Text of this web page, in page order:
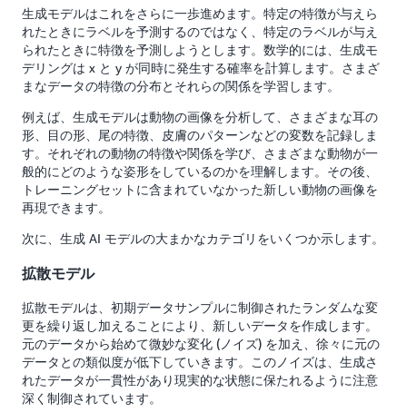
生成モデルはこれをさらに一歩進めます。特定の特徴が与えら
れたときにラベルを予測するのではなく、特定のラベルが与え
られたときに特徴を予測しようとします。数学的には、生成モ
デリングは x と y が同時に発生する確率を計算します。さまざ
まなデータの特徴の分布とそれらの関係を学習します。
例えば、生成モデルは動物の画像を分析して、さまざまな耳の
形、目の形、尾の特徴、皮膚のパターンなどの変数を記録しま
す。それぞれの動物の特徴や関係を学び、さまざまな動物が一
般的にどのような姿形をしているのかを理解します。その後、
トレーニングセットに含まれていなかった新しい動物の画像を
再現できます。
次に、生成 AI モデルの大まかなカテゴリをいくつか示します。
拡散モデル
拡散モデルは、初期データサンプルに制御されたランダムな変
更を繰り返し加えることにより、新しいデータを作成します。
元のデータから始めて微妙な変化 (ノイズ) を加え、徐々に元の
データとの類似度が低下していきます。このノイズは、生成さ
れたデータが一貫性があり現実的な状態に保たれるように注意
深く制御されています。